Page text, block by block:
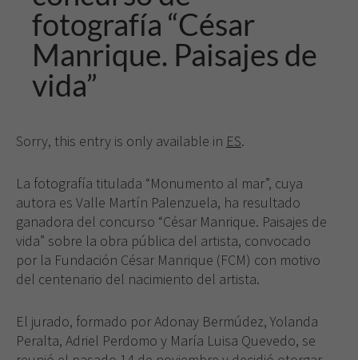
fotografía “César
Manrique. Paisajes de
vida”
Sorry, this entry is only available in ES.
La fotografía titulada “Monumento al mar”, cuya
autora es Valle Martín Palenzuela, ha resultado
ganadora del concurso “César Manrique. Paisajes de
vida” sobre la obra pública del artista, convocado
por la Fundación César Manrique (FCM) con motivo
del centenario del nacimiento del artista.
El jurado, formado por Adonay Bermúdez, Yolanda
Peralta, Adriel Perdomo y María Luisa Quevedo, se